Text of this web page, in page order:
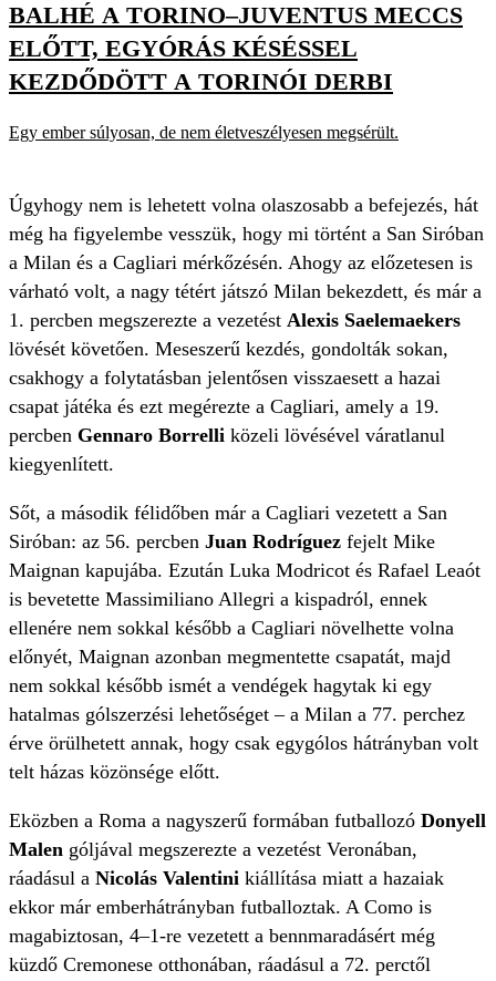
BALHÉ A TORINO–JUVENTUS MECCS
ELŐTT, EGYÓRÁS KÉSÉSSEL
KEZDŐDÖTT A TORINÓI DERBI
Egy ember súlyosan, de nem életveszélyesen megsérült.
Úgyhogy nem is lehetett volna olaszosabb a befejezés, hát
még ha figyelembe vesszük, hogy mi történt a San Siróban
a Milan és a Cagliari mérkőzésén. Ahogy az előzetesen is
várható volt, a nagy tétért játszó Milan bekezdett, és már a
1. percben megszerezte a vezetést Alexis Saelemaekers
lövését követően. Meseszerű kezdés, gondolták sokan,
csakhogy a folytatásban jelentősen visszaesett a hazai
csapat játéka és ezt megérezte a Cagliari, amely a 19.
percben Gennaro Borrelli közeli lövésével váratlanul
kiegyenlített.
Sőt, a második félidőben már a Cagliari vezetett a San
Siróban: az 56. percben Juan Rodríguez fejelt Mike
Maignan kapujába. Ezután Luka Modricot és Rafael Leaót
is bevetette Massimiliano Allegri a kispadról, ennek
ellenére nem sokkal később a Cagliari növelhette volna
előnyét, Maignan azonban megmentette csapatát, majd
nem sokkal később ismét a vendégek hagytak ki egy
hatalmas gólszerzési lehetőséget – a Milan a 77. perchez
érve örülhetett annak, hogy csak egygólos hátrányban volt
telt házas közönsége előtt.
Eközben a Roma a nagyszerű formában futballozó Donyell
Malen góljával megszerezte a vezetést Veronában,
ráadásul a Nicolás Valentini kiállítása miatt a hazaiak
ekkor már emberhátrányban futballoztak. A Como is
magabiztosan, 4–1-re vezetett a bennmaradásért még
küzdő Cremonese otthonában, ráadásul a 72. perctől